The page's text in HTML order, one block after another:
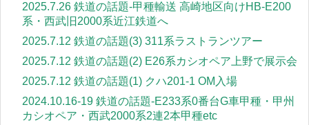
2025.7.26 鉄道の話題-甲種輸送 高崎地区向けHB-E200
系・西武旧2000系近江鉄道へ
2025.7.12 鉄道の話題(3) 311系ラストランツアー
2025.7.12 鉄道の話題(2) E26系カシオペア上野で展示会
2025.7.12 鉄道の話題(1) クハ201-1 OM入場
2024.10.16-19 鉄道の話題-E233系0番台G車甲種・甲州
カシオペア・西武2000系2連2本甲種etc